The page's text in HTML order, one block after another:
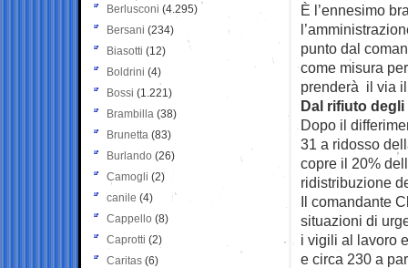
È l’ennesimo
punto dal
come misura
prenderà il via
Dal rifiuto
Dopo il
31 a ridosso
copre il 20%
ridistribuzione
Il comandante
situazioni di
i vigili al lavoro
e circa 230 a
Berlusconi (4.295)
Bersani (234)
Biasotti (12)
Boldrini (4)
Bossi (1.221)
Brambilla (38)
Brunetta (83)
Burlando (26)
Camogli (2)
canile (4)
Cappello (8)
Caprotti (2)
Caritas (6)